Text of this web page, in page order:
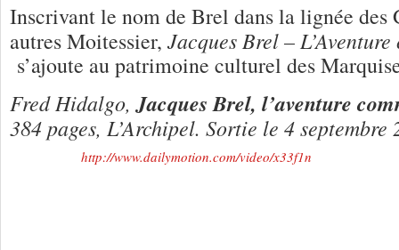
Inscrivant le nom de Brel dans la lignée des
autres Moitessier, Jacques Brel –
s’ajoute au patrimoine culturel des
Fred Hidalgo,Jacques Brel, l’aventure
384 pages, L’Archipel. Sortie le 4 septembre
http://www.dailymotion.com/video/x33f1n